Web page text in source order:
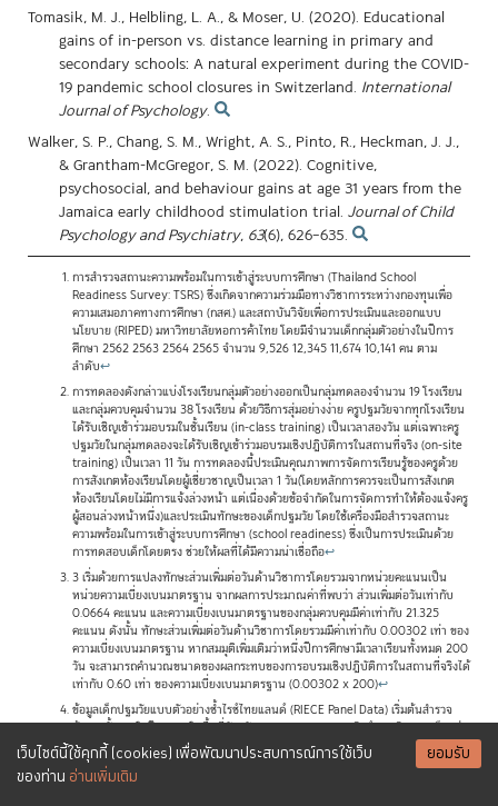
เว็บไซต์นี้ใช้คุกกี้ (cookies) เพื่อพัฒนาประสบการณ์การใช้เว็บ
ของท่าน อ่านเพิ่มเติม
ยอมรับ
Tomasik, M. J., Helbling, L. A., & Moser, U. (2020). Educational
gains of in-person vs. distance learning in primary and
secondary schools: A natural experiment during the COVID-
19 pandemic school closures in Switzerland. International
Journal of Psychology.
Walker, S. P., Chang, S. M., Wright, A. S., Pinto, R., Heckman, J. J.,
& Grantham-McGregor, S. M. (2022). Cognitive,
psychosocial, and behaviour gains at age 31 years from the
Jamaica early childhood stimulation trial. Journal of Child
Psychology and Psychiatry, 63(6), 626–635.
การสำรวจสถานะความพร้อมในการเข้าสู่ระบบการศึกษา (Thailand School
Readiness Survey: TSRS) ซึ่งเกิดจากความร่วมมือทางวิชาการระหว่างกองทุนเพื่อ
ความเสมอภาคทางการศึกษา (กสศ.) และสถาบันวิจัยเพื่อการประเมินและออกแบบ
นโยบาย (RIPED) มหาวิทยาลัยหอการค้าไทย โดยมีจำนวนเด็กกลุ่มตัวอย่างในปีการ
ศึกษา 2562 2563 2564 2565 จำนวน 9,526 12,345 11,674 10,141 คน ตาม
ลำดับ↩
การทดลองดังกล่าวแบ่งโรงเรียนกลุ่มตัวอย่างออกเป็นกลุ่มทดลองจำนวน 19 โรงเรียน
และกลุ่มควบคุมจำนวน 38 โรงเรียน ด้วยวิธีการสุ่มอย่างง่าย ครูปฐมวัยจากทุกโรงเรียน
ได้รับเชิญเข้าร่วมอบรมในชั้นเรียน (in-class training) เป็นเวลาสองวัน แต่เฉพาะครู
ปฐมวัยในกลุ่มทดลองจะได้รับเชิญเข้าร่วมอบรมเชิงปฏิบัติการในสถานที่จริง (on-site
training) เป็นเวลา 11 วัน การทดลองนี้ประเมินคุณภาพการจัดการเรียนรู้ของครูด้วย
การสังเกตห้องเรียนโดยผู้เชี่ยวชาญเป็นเวลา 1 วัน(โดยหลักการควรจะเป็นการสังเกต
ห้องเรียนโดยไม่มีการแจ้งล่วงหน้า แต่เนื่องด้วยข้อจำกัดในการจัดการทำให้ต้องแจ้งครู
ผู้สอนล่วงหน้าหนึ่ง)และประเมินทักษะของเด็กปฐมวัย โดยใช้เครื่องมือสำรวจสถานะ
ความพร้อมในการเข้าสู่ระบบการศึกษา (school readiness) ซึ่งเป็นการประเมินด้วย
การทดสอบเด็กโดยตรง ช่วยให้ผลที่ได้มีความน่าเชื่อถือ↩
3 เริ่มด้วยการแปลงทักษะส่วนเพิ่มต่อวันด้านวิชาการโดยรวมจากหน่วยคะแนนเป็น
หน่วยความเบี่ยงเบนมาตรฐาน จากผลการประมาณค่าที่พบว่า ส่วนเพิ่มต่อวันเท่ากับ
0.0664 คะแนน และความเบี่ยงเบนมาตรฐานของกลุ่มควบคุมมีค่าเท่ากับ 21.325
คะแนน ดังนั้น ทักษะส่วนเพิ่มต่อวันด้านวิชาการโดยรวมมีค่าเท่ากับ 0.00302 เท่า ของ
ความเบี่ยงเบนมาตรฐาน หากสมมุติเพิ่มเติมว่าหนึ่งปีการศึกษามีเวลาเรียนทั้งหมด 200
วัน จะสามารถคำนวณขนาดของผลกระทบของการอบรมเชิงปฏิบัติการในสถานที่จริงได้
เท่ากับ 0.60 เท่า ของความเบี่ยงเบนมาตรฐาน (0.00302 x 200)↩
ข้อมูลเด็กปฐมวัยแบบตัวอย่างซ้ำไรซ์ไทยแลนด์ (RIECE Panel Data) เริ่มต้นสำรวจ
ข้อมูลครั้งแรกในปี 2558 ในพื้นที่จังหวัดมหาสารคามและกาฬสินธุ์ และติดตามเด็กกลุ่ม
ตัวอย่างคนเดิมต่อเนื่องมาทุกปี ปีละหนึ่งรอบ และวางแผนจะเก็บต่อเนื่องไปทุกปี โดย
ในปี 2565 มีเด็กกลุ่มตัวอย่างที่อายุระหว่าง 7 ถึง 11 ปีจำนวน 1,261 คน